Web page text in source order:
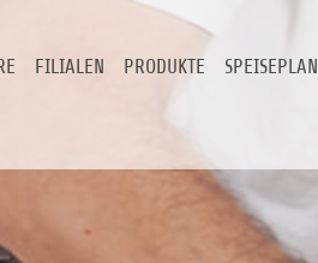
FILIALEN PRODUKTE SPEISEPLAN